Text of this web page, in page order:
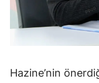
Hazine’nin